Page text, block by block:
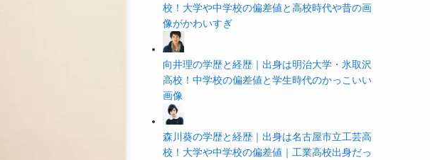
校！大学や中学校の偏差値と高校時代や昔の画
像がかわいすぎ
向井理の学歴と経歴｜出身は明治大学・氷取沢
高校！中学校の偏差値と学生時代のかっこいい
画像
森川葵の学歴と経歴｜出身は名古屋市立工芸高
校！大学や中学校の偏差値｜工業高校出身だっ